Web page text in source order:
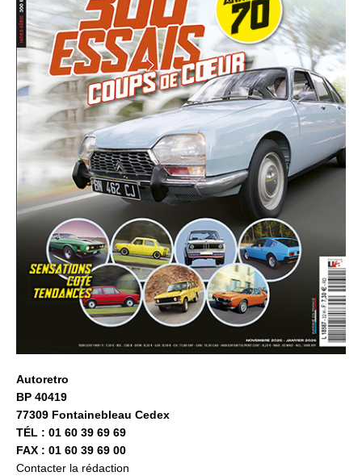
Autoretro
BP 40419
77309 Fontainebleau Cedex
TÉL : 01 60 39 69 69
FAX : 01 60 39 69 00
Contacter la rédaction